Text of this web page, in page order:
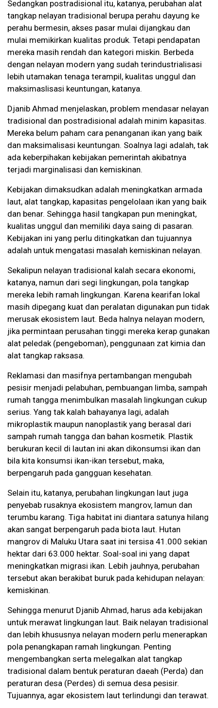
Sedangkan postradisional itu, katanya, perubahan alat
tangkap nelayan tradisional berupa perahu dayung ke
perahu bermesin, akses pasar mulai dijangkau dan
mulai memikirkan kualitas produk. Tetapi pendapatan
mereka masih rendah dan kategori miskin. Berbeda
dengan nelayan modern yang sudah terindustrialisasi
lebih utamakan tenaga terampil, kualitas unggul dan
maksimaslisasi keuntungan, katanya.
Djanib Ahmad menjelaskan, problem mendasar nelayan
tradisional dan postradisional adalah minim kapasitas.
Mereka belum paham cara penanganan ikan yang baik
dan maksimalisasi keuntungan. Soalnya lagi adalah, tak
ada keberpihakan kebijakan pemerintah akibatnya
terjadi marginalisasi dan kemiskinan.
Kebijakan dimaksudkan adalah meningkatkan armada
laut, alat tangkap, kapasitas pengelolaan ikan yang baik
dan benar. Sehingga hasil tangkapan pun meningkat,
kualitas unggul dan memiliki daya saing di pasaran.
Kebijakan ini yang perlu ditingkatkan dan tujuannya
adalah untuk mengatasi masalah kemiskinan nelayan.
Sekalipun nelayan tradisional kalah secara ekonomi,
katanya, namun dari segi lingkungan, pola tangkap
mereka lebih ramah lingkungan. Karena kearifan lokal
masih dipegang kuat dan peralatan digunakan pun tidak
merusak ekosistem laut. Beda halnya nelayan modern,
jika permintaan perusahan tinggi mereka kerap gunakan
alat peledak (pengeboman), penggunaan zat kimia dan
alat tangkap raksasa.
Reklamasi dan masifnya pertambangan mengubah
pesisir menjadi pelabuhan, pembuangan limba, sampah
rumah tangga menimbulkan masalah lingkungan cukup
serius. Yang tak kalah bahayanya lagi, adalah
mikroplastik maupun nanoplastik yang berasal dari
sampah rumah tangga dan bahan kosmetik. Plastik
berukuran kecil di lautan ini akan dikonsumsi ikan dan
bila kita konsumsi ikan-ikan tersebut, maka,
berpengaruh pada gangguan kesehatan.
Selain itu, katanya, perubahan lingkungan laut juga
penyebab rusaknya ekosistem mangrov, lamun dan
terumbu karang. Tiga habitat ini diantara satunya hilang
akan sangat berpengaruh pada biota laut. Hutan
mangrov di Maluku Utara saat ini tersisa 41.000 sekian
hektar dari 63.000 hektar. Soal-soal ini yang dapat
meningkatkan migrasi ikan. Lebih jauhnya, perubahan
tersebut akan berakibat buruk pada kehidupan nelayan:
kemiskinan.
Sehingga menurut Djanib Ahmad, harus ada kebijakan
untuk merawat lingkungan laut. Baik nelayan tradisional
dan lebih khususnya nelayan modern perlu menerapkan
pola penangkapan ramah lingkungan. Penting
mengembangkan serta melegalkan alat tangkap
tradisional dalam bentuk peraturan daeah (Perda) dan
peraturan desa (Perdes) di semua desa pesisir.
Tujuannya, agar ekosistem laut terlindungi dan terawat.